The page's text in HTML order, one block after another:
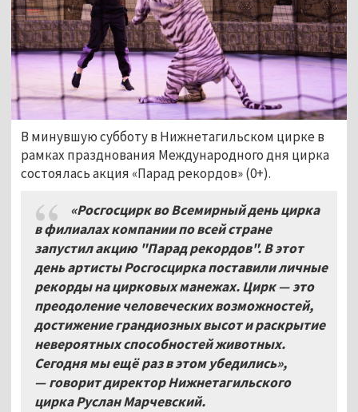
В минувшую субботу в Нижнетагильском цирке в
рамках празднования Международного дня цирка
состоялась акция «Парад рекордов» (0+).
«Росгосцирк во Всемирный день цирка
в филиалах компании по всей стране
запустил акцию "Парад рекордов". В этот
день артисты Росгосцирка поставили личные
рекорды на цирковых манежах. Цирк — это
преодоление человеческих возможностей,
достижение грандиозных высот и раскрытие
невероятных способностей животных.
Сегодня мы ещё раз в этом убедились»,
— говорит директор Нижнетагильского
цирка Руслан Марчевский.